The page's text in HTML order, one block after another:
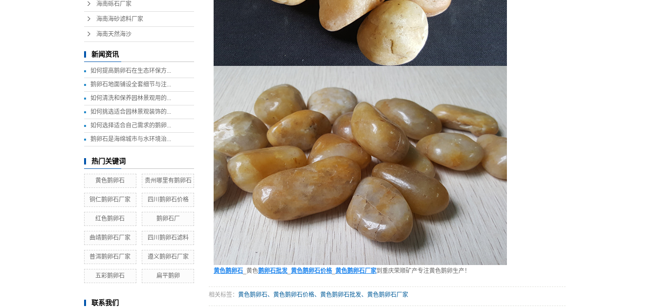
海南砾石厂家
海南海砂滤料厂家
海南天然海沙
新闻资讯
如何提高鹅卵石在生态环保方...
鹅卵石地面铺设全套细节与注...
如何清洗和保养园林景观用的...
如何挑选适合园林景观装饰的...
如何选择适合自己需求的鹅卵...
鹅卵石是海绵城市与水环境治...
热门关键词
黄色鹅卵石 贵州哪里有鹅卵石
铜仁鹅卵石厂家 四川鹅卵石价格
红色鹅卵石 鹅卵石厂
曲靖鹅卵石厂家 四川鹅卵石滤料
普洱鹅卵石厂家 遵义鹅卵石厂家
五彩鹅卵石 扁平鹅卵
联系我们
黄色鹅卵石 _黄色鹅卵石批发 黄色鹅卵石价格_ 黄色鹅卵石厂家到重庆荣顺矿产专注黄色鹅卵生产！
相关标签： 黄色鹅卵石、黄色鹅卵石价格、黄色鹅卵石批发、黄色鹅卵石厂家